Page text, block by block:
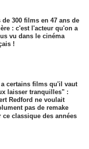
de 300 films en 47 ans de
: c'est l'acteur qu'on a
vu dans le cinéma
!
certains films qu'il vaut
laisser tranquilles" :
Redford ne voulait
pas de remake
ce classique des années